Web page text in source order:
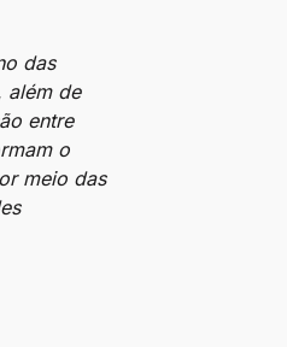
das
além de
entre
o
meio das